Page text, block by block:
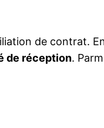
de contrat.
de réception.